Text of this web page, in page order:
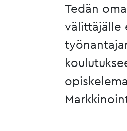
Tedän
välittäjälle